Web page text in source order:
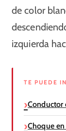
de color
izquierda
TE PUEDE
Conductor
Choque